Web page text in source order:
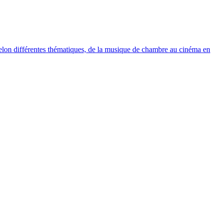
différentes thématiques, de la musique de chambre au cinéma en